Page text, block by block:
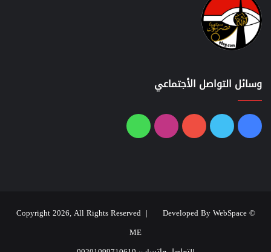
وسائل التواصل الأجتماعي
فيسبوك
تويتر يوتيوبانستقرامواتساب
© Copyright 2026, All Rights Reserved |
Developed By WebSpace
ME